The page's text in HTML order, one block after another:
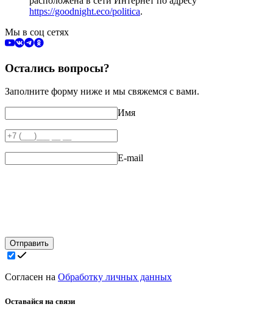
https://goodnight.eco/politica.
Мы в соц сетях
Остались вопросы?
Заполните форму ниже и мы свяжемся с вами.
Имя
E-mail
Отправить
Согласен на Обработку личных данных
Оставайся на связи